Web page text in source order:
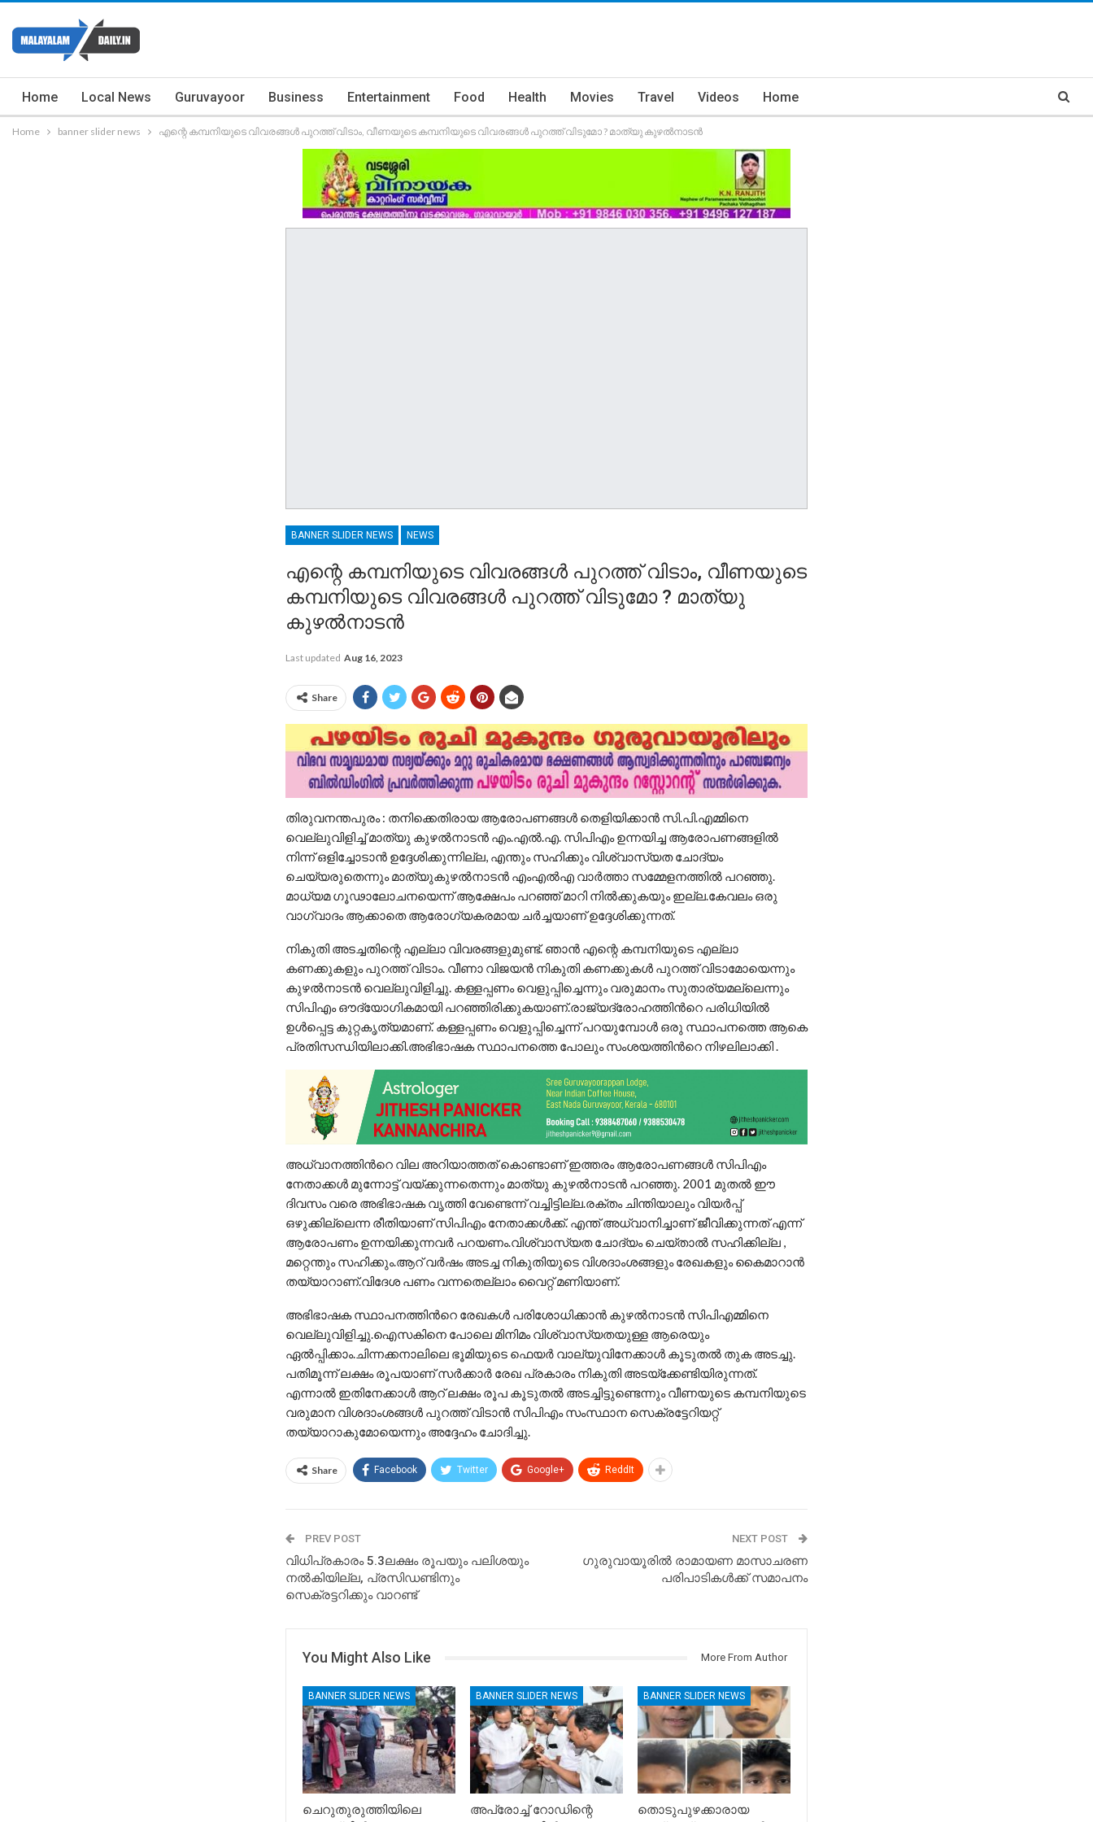
Home Local News Guruvayoor Business Entertainment Food Health Movies Travel Videos Home
Home banner slider news എന്റെ കമ്പനിയുടെ വിവരങ്ങൾ പുറത്ത് വിടാം, വീണയുടെ കമ്പനിയുടെ വിവരങ്ങൾ പുറത്ത് വിടുമോ ? മാത്യു കുഴൽനാടൻ
BANNER SLIDER NEWS NEWS
എന്റെ കമ്പനിയുടെ വിവരങ്ങൾ പുറത്ത് വിടാം, വീണയുടെ
കമ്പനിയുടെ വിവരങ്ങൾ പുറത്ത് വിടുമോ ? മാത്യു
കുഴൽനാടൻ
Last updated Aug 16, 2023
Share
തിരുവനന്തപുരം : തനിക്കെതിരായ ആരോപണങ്ങൾ തെളിയിക്കാൻ സി.പി.എമ്മിനെ
വെല്ലുവിളിച്ച്‌ മാത്യു കുഴൽനാടൻ എം.എൽ.എ. സിപിഎം ഉന്നയിച്ച ആരോപണങ്ങളിൽ
നിന്ന് ഒളിച്ചോടാൻ ഉദ്ദേശിക്കുന്നില്ല, എന്തും സഹിക്കും വിശ്വാസ്യത ചോദ്യം
ചെയ്യരുതെന്നും മാത്യുകുഴൽനാടൻ എംഎൽഎ വാർത്താ സമ്മേളനത്തിൽ പറഞ്ഞു.
മാധ്യമ ഗൂഢാലോചനയെന്ന് ആക്ഷേപം പറഞ്ഞ് മാറി നിൽക്കുകയും ഇല്ല.കേവലം ഒരു
വാഗ്വാദം ആക്കാതെ ആരോഗ്യകരമായ ചർച്ചയാണ് ഉദ്ദേശിക്കുന്നത്.
നികുതി അടച്ചതിന്റെ എല്ലാ വിവരങ്ങളുമുണ്ട്‌. ഞാൻ എന്റെ കമ്പനിയുടെ എല്ലാ
കണക്കുകളും പുറത്ത്‌ വിടാം. വീണാ വിജയൻ നികുതി കണക്കുകൾ പുറത്ത്‌ വിടാമോയെന്നും
കുഴൽനാടൻ വെല്ലുവിളിച്ചു. കള്ളപ്പണം വെളുപ്പിച്ചെന്നും വരുമാനം സുതാര്യമല്ലെന്നും
സിപിഎം ഔദ്യോഗികമായി പറഞ്ഞിരിക്കുകയാണ്.രാജ്യദ്രോഹത്തിൻറെ പരിധിയിൽ
ഉൾപ്പെട്ട കുറ്റകൃത്യമാണ്. കള്ളപ്പണം വെളുപ്പിച്ചെന്ന് പറയുമ്പോൾ ഒരു സ്ഥാപനത്തെ ആകെ
പ്രതിസന്ധിയിലാക്കി.അഭിഭാഷക സ്ഥാപനത്തെ പോലും സംശയത്തിൻറെ നിഴലിലാക്കി .
അധ്വാനത്തിൻറെ വില അറിയാത്തത് കൊണ്ടാണ് ഇത്തരം ആരോപണങ്ങൾ സിപിഎം
നേതാക്കൾ മുന്നോട്ട് വയ്ക്കുന്നതെന്നും മാത്യു കുഴൽനാടൻ പറഞ്ഞു. 2001 മുതൽ ഈ
ദിവസം വരെ അഭിഭാഷക വൃത്തി വേണ്ടെന്ന് വച്ചിട്ടില്ല.രക്തം ചിന്തിയാലും വിയർപ്പ്
ഒഴുക്കില്ലെന്ന രീതിയാണ് സിപിഎം നേതാക്കൾക്ക്. എന്ത് അധ്വാനിച്ചാണ് ജീവിക്കുന്നത് എന്ന്
ആരോപണം ഉന്നയിക്കുന്നവർ പറയണം.വിശ്വാസ്യത ചോദ്യം ചെയ്താൽ സഹിക്കില്ല ,
മറ്റെന്തും സഹിക്കും.ആറ് വർഷം അടച്ച നികുതിയുടെ വിശദാംശങ്ങളും രേഖകളും കൈമാറാൻ
തയ്യാറാണ്.വിദേശ പണം വന്നതെല്ലാം വൈറ്റ് മണിയാണ്.
അഭിഭാഷക സ്ഥാപനത്തിൻറെ രേഖകൾ പരിശോധിക്കാൻ കുഴൽനാടൻ സിപിഎമ്മിനെ
വെല്ലുവിളിച്ചു.ഐസകിനെ പോലെ മിനിമം വിശ്വാസ്യതയുള്ള ആരെയും
ഏൽപ്പിക്കാം.ചിന്നക്കനാലിലെ ഭൂമിയുടെ ഫെയർ വാല്യുവിനേക്കാൾ കൂടുതൽ തുക അടച്ചു.
പതിമൂന്ന്‌ ലക്ഷം രൂപയാണ്‌ സർക്കാർ രേഖ പ്രകാരം നികുതി അടയ്ക്കേണ്ടിയിരുന്നത്‌.
എന്നാൽ ഇതിനേക്കാൾ ആറ്‌ ലക്ഷം രൂപ കൂടുതൽ അടച്ചിട്ടുണ്ടെന്നും വീണയുടെ കമ്പനിയുടെ
വരുമാന വിശദാംശങ്ങൾ പുറത്ത് വിടാൻ സിപിഎം സംസ്ഥാന സെക്രട്ടേറിയറ്റ്
തയ്യാറാകുമോയെന്നും അദ്ദേഹം ചോദിച്ചു.
Share Facebook Twitter Google+ ReddIt
PREV POST
വിധിപ്രകാരം 5.3ലക്ഷം രൂപയും പലിശയും
നൽകിയില്ല, പ്രസിഡണ്ടിനും
സെക്രട്ടറിക്കും വാറണ്ട്
NEXT POST
ഗുരുവായൂരിൽ രാമായണ മാസാചരണ
പരിപാടികൾക്ക് സമാപനം
You Might Also Like More From Author
BANNER SLIDER NEWS
ചെറുതുരുത്തിയിലെ
BANNER SLIDER NEWS
അപ്രോച്ച് റോഡിന്റെ
BANNER SLIDER NEWS
തൊടുപുഴക്കാരായ